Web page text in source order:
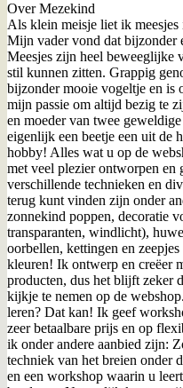
Over Mezekind
Als klein meisje liet ik
Mijn vader vond dat bijzonder
Meesjes zijn heel beweeglijke
stil kunnen zitten. Grappig
bijzonder mooie vogeltje en is
mijn passie om altijd bezig te
en moeder van twee
eigenlijk een beetje een uit de
hobby! Alles wat u op de
met veel plezier ontworpen en
verschillende technieken en
terug kunt vinden zijn onder
zonnekind poppen, decoratie
transparanten, windlicht),
oorbellen, kettingen en
kleuren! Ik ontwerp en creëer
producten, dus het blijft zeker
kijkje te nemen op de
leren? Dat kan! Ik geef
zeer betaalbare prijs en op
ik onder andere aanbied zijn:
techniek van het breien onder
en een workshop waarin u